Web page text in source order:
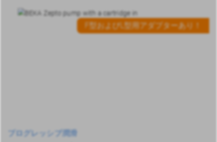
F型およびL型用アダプターあり！
プログレッシブ潤滑